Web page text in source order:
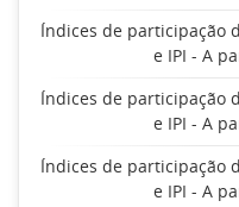
Índices de participação
e IPI - A
Índices de participação
e IPI - A
Índices de participação
e IPI - A